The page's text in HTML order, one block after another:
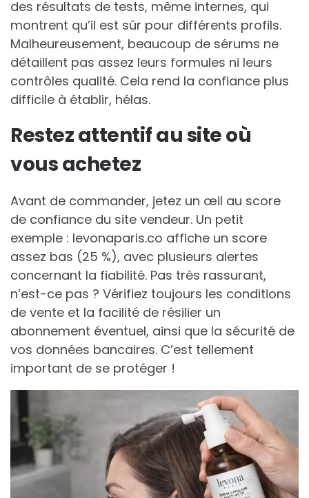
des résultats de tests, même internes, qui
montrent qu’il est sûr pour différents profils.
Malheureusement, beaucoup de sérums ne
détaillent pas assez leurs formules ni leurs
contrôles qualité. Cela rend la confiance plus
difficile à établir, hélas.
Restez attentif au site où
vous achetez
Avant de commander, jetez un œil au score
de confiance du site vendeur. Un petit
exemple : levonaparis.co affiche un score
assez bas (25 %), avec plusieurs alertes
concernant la fiabilité. Pas très rassurant,
n’est-ce pas ? Vérifiez toujours les conditions
de vente et la facilité de résilier un
abonnement éventuel, ainsi que la sécurité de
vos données bancaires. C’est tellement
important de se protéger !